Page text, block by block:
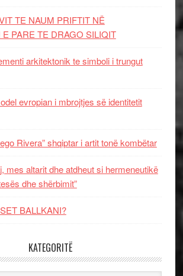
TE NAUM PRIFTIT NË
PARE TE DRAGO SILIQIT
arkitektonik te simboli i trungut
evropian i mbrojtjes së identitetit
Rivera” shqiptar i artit tonë kombëtar
mes altarit dhe atdheut si hermeneutikë
dhe shërbimit”
BALLKANI?
KATEGORITË